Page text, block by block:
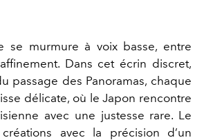
se murmure à voix basse, entre
Dans cet écrin discret,
des Panoramas, chaque
délicate, où le Japon rencontre
avec une justesse rare. Le
avec la précision d’un